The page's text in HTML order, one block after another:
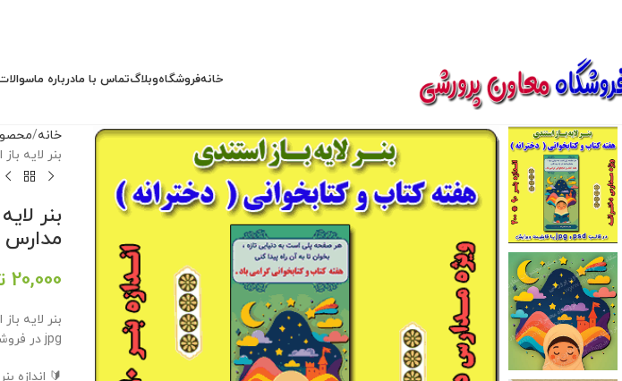
خانهفروشگاهوبلاگتماس با مادرباره ما
خانه
بنر لایه
بنر
مدارس
20,000
jpg در فروشگاه معاون پرورشی طراحی گردید .
🔰 اندازه بنر : 90*